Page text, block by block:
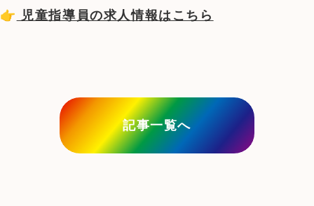
👉 児童指導員の求人情報はこちら
記事一覧へ